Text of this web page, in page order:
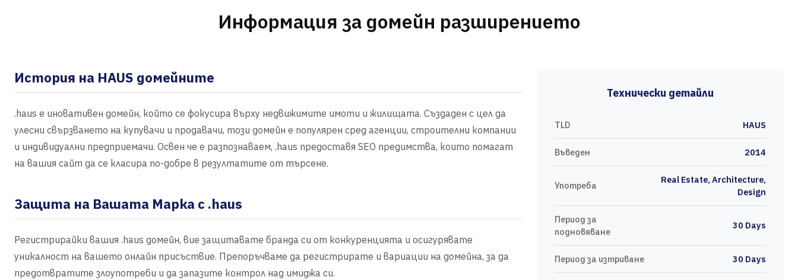
Информация за домейн разширението
История на HAUS домейните
.haus е иновативен домейн, който се фокусира върху недвижимите имоти и жилищата. Създаден с цел да
улесни свързването на купувачи и продавачи, този домейн е популярен сред агенции, строителни компании
и индивидуални предприемачи. Освен че е разпознаваем, .haus предоставя SEO предимства, които помагат
на вашия сайт да се класира по-добре в резултатите от търсене.
Защита на Вашата Марка с .haus
Регистрирайки вашия .haus домейн, вие защитавате бранда си от конкуренцията и осигурявате
уникалност на вашето онлайн присъствие. Препоръчваме да регистрирате и вариации на домейна, за да
предотвратите злоупотреби и да запазите контрол над имиджа си.
Технически детайли
TLD HAUS
Въведен 2014
Употреба
Real Estate, Architecture,
Design
Период за
подновяване
30 Days
Период за изтриване 30 Days